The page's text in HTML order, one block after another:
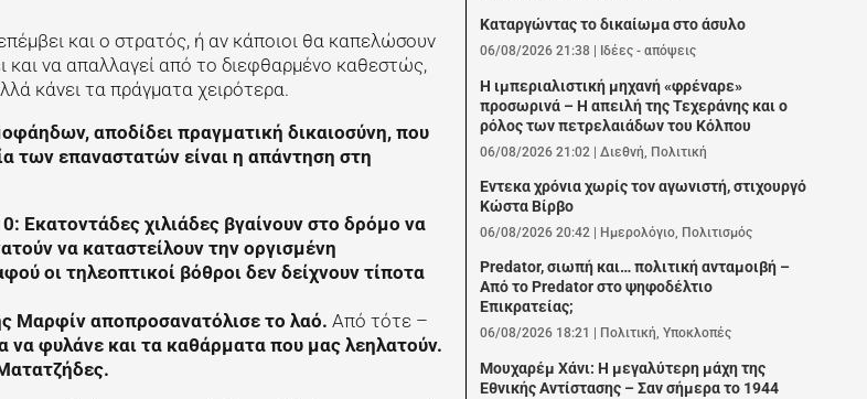
και ο στρατός, ή αν κάποιοι θα καπελώσουν
και να απαλλαγεί από το διεφθαρμένο καθεστώς,
κάνει τα πράγματα χειρότερα.
αποδίδει πραγματική δικαιοσύνη, που
των επαναστατών είναι η απάντηση στη
Εκατοντάδες χιλιάδες βγαίνουν στο δρόμο να
να καταστείλουν την οργισμένη
οι τηλεοπτικοί βόθροι δεν δείχνουν τίποτα
Μαρφίν αποπροσανατόλισε το λαό. Από τότε –
να φυλάνε και τα καθάρματα που μας λεηλατούν.
Καταργώντας το δικαίωμα στο άσυλο
06/08/2026 21:38 Ιδέες - απόψεις
Η ιμπεριαλιστική μηχανή «φρέναρε»
προσωρινά – Η απειλή της Τεχεράνης και ο
ρόλος των πετρελαιάδων του Κόλπου
06/08/2026 21:02 |Διεθνή Πολιτική
Εντεκα χρόνια χωρίς τον αγωνιστή, στιχουργό
Κώστα Βίρβο
06/08/2026 20:42 Ημερολόγιο, Πολιτισμός
Predator, σιωπή και… πολιτική ανταμοιβή –
Από το Predator στο ψηφοδέλτιο
Επικρατείας;
06/08/2026 18:21 Πολιτική,Υποκλοπές
Μουχαρέμ Χάνι: Η μεγαλύτερη μάχη της
Εθνικής Αντίστασης – Σαν σήμερα το 1944